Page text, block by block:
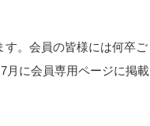
す。会員の皆様には何卒ご
月に会員専用ページに掲載